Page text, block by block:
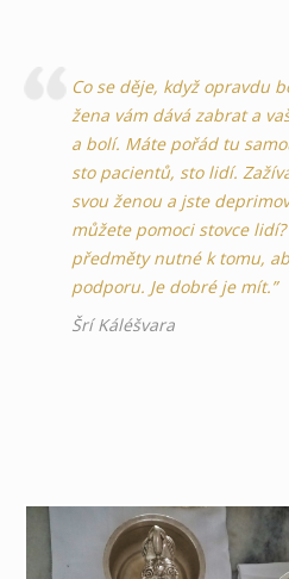
Co se děje, když opravdu
žena vám dává zabrat a
a bolí. Máte pořád tu
sto pacientů, sto lidí.
svou ženou a jste
můžete pomoci stovce
předměty nutné k tomu,
podporu. Je dobré je mít.”
Šrí Káléšvara